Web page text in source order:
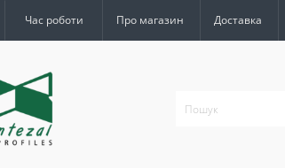
Час роботи Про магазин Доставка